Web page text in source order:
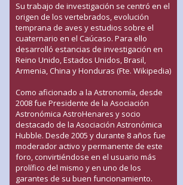
Su trabajo de investigación se centró en el
origen de los vertebrados, evolución
temprana de aves y estudios sobre el
cuaternario en el Caúcaso. Para ello
desarrolló estancias de investigación en
Reino Unido, Estados Unidos, Brasil,
Armenia, China y Honduras (Fte. Wikipedia)
Como aficionado a la Astronomía, desde
2008 fue Presidente de la Asociación
Astronómica AstroHenares y socio
destacado de la Asociación Astronómica
Hubble. Desde 2005 y durante 8 años fue
moderador activo y permanente de este
foro, convirtiéndose en el usuario más
prolífico del mismo y en uno de los
garantes de su buen funcionamiento.